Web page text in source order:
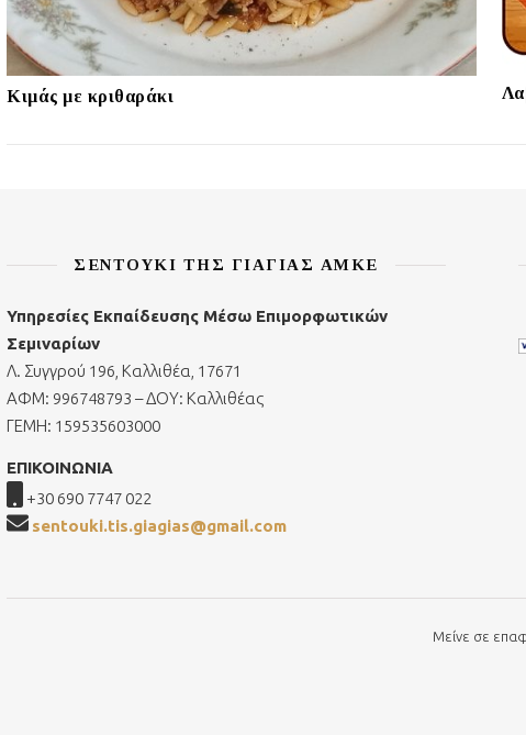
Κιμάς με κριθαράκι
ΣΕΝΤΟΎΚΙ ΤΗΣ ΓΙΑΓΙΆΣ ΑΜΚΕ
Υπηρεσίες Εκπαίδευσης Μέσω Επιμορφωτικών
Σεμιναρίων
Λ. Συγγρού 196, Καλλιθέα, 17671
ΑΦΜ: 996748793 – ΔΟΥ: Καλλιθέας
ΓΕΜΗ: 159535603000
ΕΠΙΚΟΙΝΩΝΙΑ
+30 690 7747 022
sentouki.tis.giagias@gmail.com
Μείνε σε